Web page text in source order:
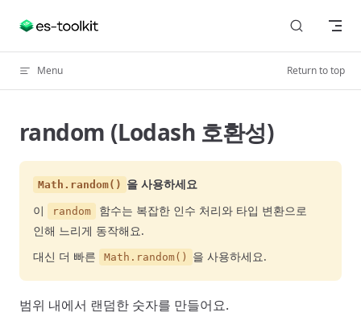
Skip to content
Menu Return to top
random (Lodash 호환성)
Math.random() 을 사용하세요
이
random
함수는 복잡한 인수 처리와 타입 변환으로
인해 느리게 동작해요.
대신 더 빠른
Math.random() 을 사용하세요.
범위 내에서 랜덤한 숫자를 만들어요.